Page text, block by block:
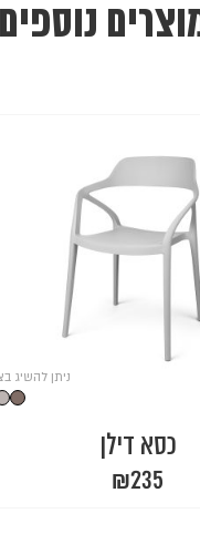
ניתן להשיג
כסא דילן
₪235